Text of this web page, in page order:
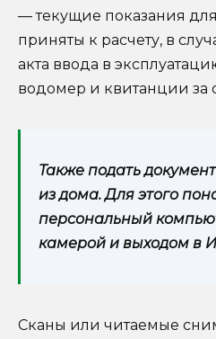
— текущие показания для
приняты к расчету, в
акта ввода в
водомер и квитанции за
Также подать
из дома. Для этого
персональный
камерой и выходом в
Сканы или читаемые